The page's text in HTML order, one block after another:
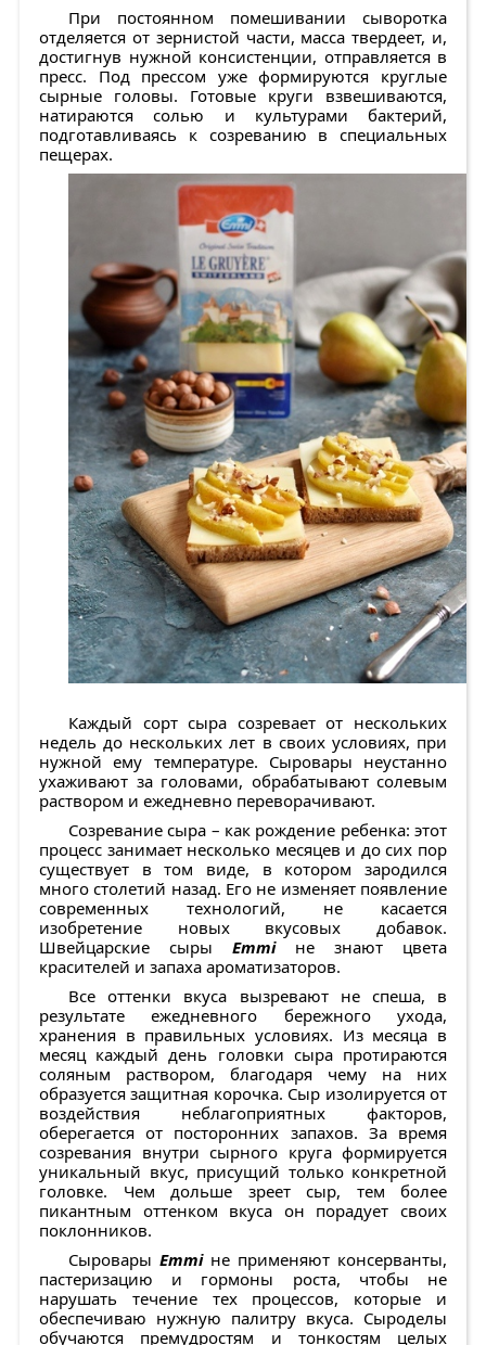
При постоянном помешивании сыворотка
отделяется от зернистой части, масса твердеет, и,
достигнув нужной консистенции, отправляется в
пресс. Под прессом уже формируются круглые
сырные головы. Готовые круги взвешиваются,
натираются солью и культурами бактерий,
подготавливаясь к созреванию в специальных
пещерах.
Каждый сорт сыра созревает от нескольких
недель до нескольких лет в своих условиях, при
нужной ему температуре. Сыровары неустанно
ухаживают за головами, обрабатывают солевым
раствором и ежедневно переворачивают.
Созревание сыра – как рождение ребенка: этот
процесс занимает несколько месяцев и до сих пор
существует в том виде, в котором зародился
много столетий назад. Его не изменяет появление
современных технологий, не касается
изобретение новых вкусовых добавок.
Швейцарские сыры Emmiне знают цвета
красителей и запаха ароматизаторов.
Все оттенки вкуса вызревают не спеша, в
результате ежедневного бережного ухода,
хранения в правильных условиях. Из месяца в
месяц каждый день головки сыра протираются
соляным раствором, благодаря чему на них
образуется защитная корочка. Сыр изолируется от
воздействия неблагоприятных факторов,
оберегается от посторонних запахов. За время
созревания внутри сырного круга формируется
уникальный вкус, присущий только конкретной
головке. Чем дольше зреет сыр, тем более
пикантным оттенком вкуса он порадует своих
поклонников.
Сыровары Emmi не применяют консерванты,
пастеризацию и гормоны роста, чтобы не
нарушать течение тех процессов, которые и
обеспечиваю нужную палитру вкуса. Сыроделы
обучаются премудростям и тонкостям целых